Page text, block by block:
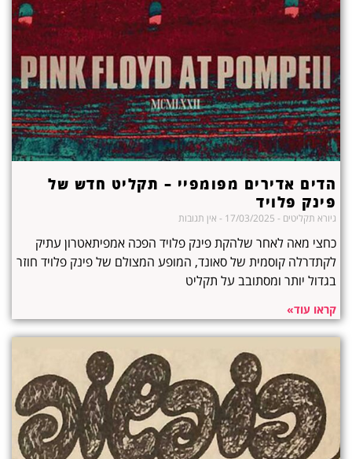
הדים אדירים מפומפיי – תקליט חדש של
פינק פלויד
גיורא תקליטים אין תגובות
כחצי מאה לאחר שלהקת פינק פלויד הפכה אמפיתאטרון עתיק
לקתדרלה קוסמית של סאונד, המופע המצולם של פינק פלויד חוזר
בגדול יותר ומסתובב על תקליט
קראו עוד»